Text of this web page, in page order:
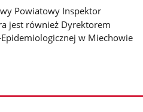
Powiatowy Inspektor
jest również Dyrektorem
w Miechowie